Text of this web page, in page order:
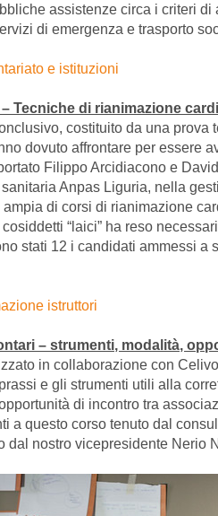
assistenze circa i criteri
di emergenza e trasporto
Tecniche di rianimazione
costituito da una
dovuto affrontare per essere
Filippo Arcidiacono e
Anpas Liguria, nella
di corsi di rianimazione
“laici” ha reso
stati 12 i candidati ammessi a
– strumenti, modalità,
in collaborazione con
e gli strumenti utili alla
di incontro tra
a questo corso tenuto dal
dal nostro vicepresidente Nerio